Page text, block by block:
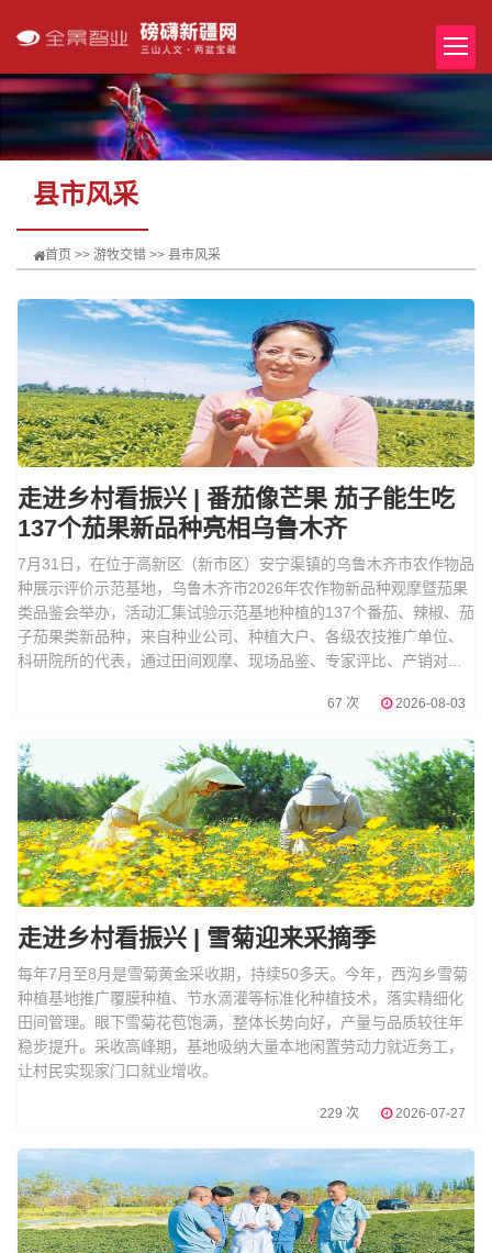
县市风采
首页 >> 游牧交错 >> 县市风采
走进乡村看振兴 | 番茄像芒果 茄子能生吃
137个茄果新品种亮相乌鲁木齐
7月31日，在位于高新区（新市区）安宁渠镇的乌鲁木齐市农作物品
种展示评价示范基地，乌鲁木齐市2026年农作物新品种观摩暨茄果
类品鉴会举办，活动汇集试验示范基地种植的137个番茄、辣椒、茄
子茄果类新品种，来自种业公司、种植大户、各级农技推广单位、
科研院所的代表，通过田间观摩、现场品鉴、专家评比、产销对...
67 次 2026-08-03
走进乡村看振兴 | 雪菊迎来采摘季
每年7月至8月是雪菊黄金采收期，持续50多天。今年，西沟乡雪菊
种植基地推广覆膜种植、节水滴灌等标准化种植技术，落实精细化
田间管理。眼下雪菊花苞饱满，整体长势向好，产量与品质较往年
稳步提升。采收高峰期，基地吸纳大量本地闲置劳动力就近务工，
让村民实现家门口就业增收。
229 次 2026-07-27